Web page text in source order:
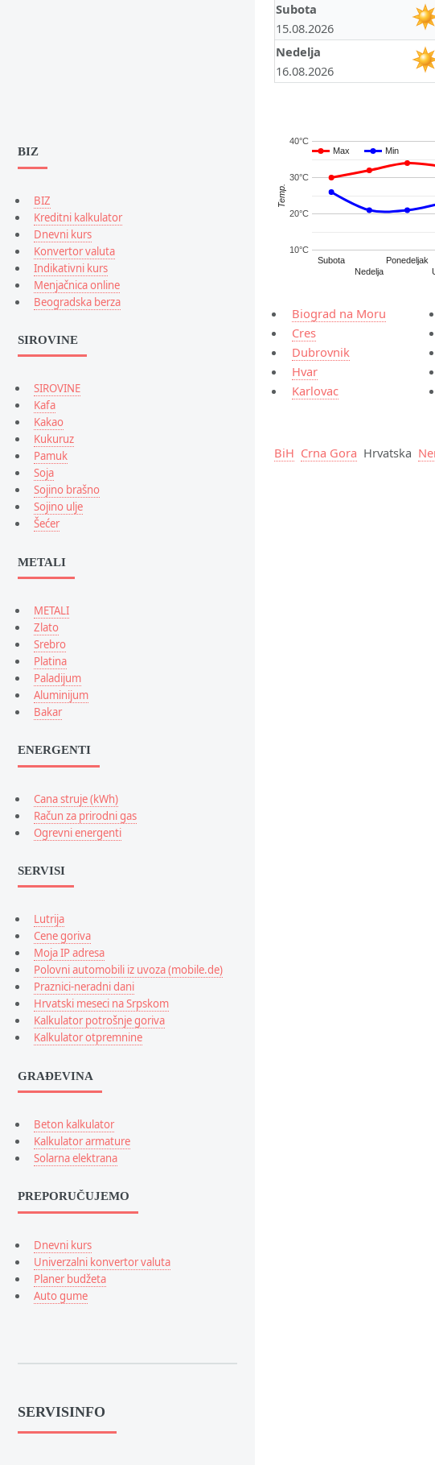
Subota
15.08.2026
Nedelja
16.08.2026
Subota
Nedelja
Ponedeljak
10°C
20°C
30°C
40°C
Max
Max Min
Min
Temp.
Biograd na Moru
Cres
Dubrovnik
Hvar
Karlovac
BiH Crna Gora Hrvatska
BIZ
BIZ
Kreditni kalkulator
Dnevni kurs
Konvertor valuta
Indikativni kurs
Menjačnica online
Beogradska berza
SIROVINE
SIROVINE
Kafa
Kakao
Kukuruz
Pamuk
Soja
Sojino brašno
Sojino ulje
Šećer
METALI
METALI
Zlato
Srebro
Platina
Paladijum
Aluminijum
Bakar
ENERGENTI
Cana struje (kWh)
Račun za prirodni gas
Ogrevni energenti
SERVISI
Lutrija
Cene goriva
Moja IP adresa
Polovni automobili iz uvoza (mobile.de)
Praznici-neradni dani
Hrvatski meseci na Srpskom
Kalkulator potrošnje goriva
Kalkulator otpremnine
GRAĐEVINA
Beton kalkulator
Kalkulator armature
Solarna elektrana
PREPORUČUJEMO
Dnevni kurs
Univerzalni konvertor valuta
Planer budžeta
Auto gume
SERVISINFO